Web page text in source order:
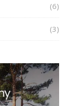
(6)
(3)